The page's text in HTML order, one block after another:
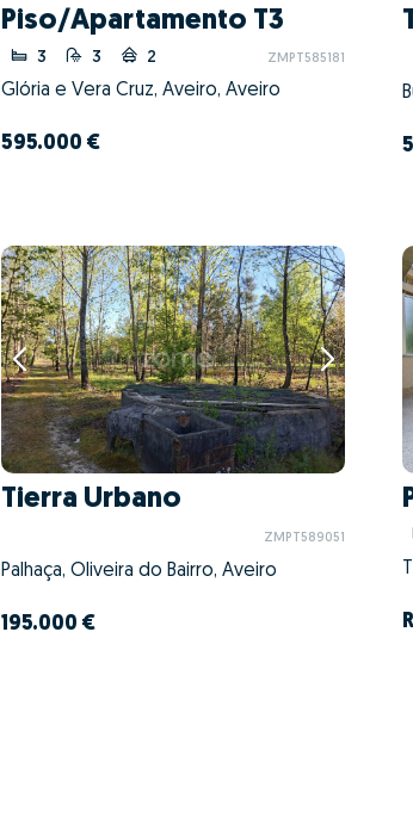
Piso/Apartamento T3
3 3 2 ZMPT585181
Glória e Vera Cruz, Aveiro, Aveiro
595.000 €
Tierra Urbano
ZMPT589051
Palhaça, Oliveira do Bairro, Aveiro
195.000 €